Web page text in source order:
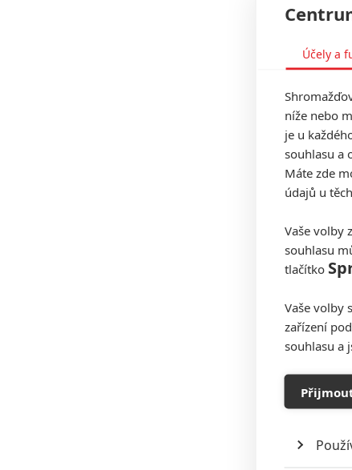
Účely a
níže nebo
je u
souhlasu a
Máte zde
údajů u
Vaše volby
souhlasu
tlačítko
Vaše volby
zařízení
souhlasu a